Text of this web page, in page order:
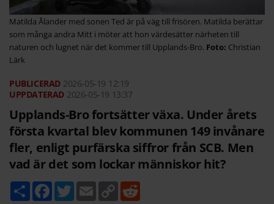
Matilda Ålander med sonen Ted är på väg till frisören. Matilda berättar
som många andra Mitt i möter att hon värdesätter närheten till
naturen och lugnet när det kommer till Upplands-Bro.
Christian
Lärk
2026-05-19 12:19
2026-05-19 13:37
Upplands-Bro fortsätter växa. Under årets
första kvartal blev kommunen 149 invånare
fler, enligt purfärska siffror från SCB. Men
vad är det som lockar människor hit?
D
e
F
a
T
w
E
m
C
o